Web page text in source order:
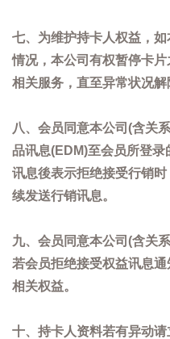
七、为维护持卡人权益，
情况，本公司有权暂停卡
相关服务，直至异常状况解
八、会员同意本公司(含关
品讯息(EDM)至会员所登录
讯息後表示拒绝接受行销
续发送行销讯息。
九、会员同意本公司(含关
若会员拒绝接受权益讯息
相关权益。
十、持卡人资料若有异动